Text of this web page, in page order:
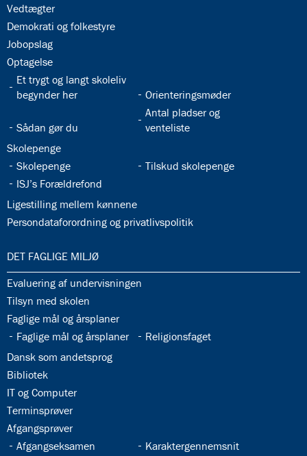
7.0:
Kontakt
8.0:
Presse
9.0:
Bilingual
Department
32.24:
Vedtægter
32.25:
Demokrati og folkestyre
32.26:
Jobopslag
32.27:
Optagelse
32.28:
Et trygt og langt skoleliv
begynder her
32.29:
Orienteringsmøder
32.30:
Sådan gør du
32.31:
Antal pladser og
venteliste
32.32:
Skolepenge
32.33:
Skolepenge 32.34:
Tilskud skolepenge
32.35:
ISJ’s Forældrefond
32.36:
Ligestilling mellem kønnene
32.37:
Persondataforordning og privatlivspolitik
33.0:
DET FAGLIGE MILJØ
33.1:
Evaluering af undervisningen
33.2:
Tilsyn med skolen
33.3:
Faglige mål og årsplaner
33.4:
Faglige mål og årsplaner 33.5:
Religionsfaget
33.6:
Dansk som andetsprog
33.7:
Bibliotek
33.8:
IT og Computer
33.9:
Terminsprøver
33.10:
Afgangsprøver
33.11:
Afgangseksamen 33.12:
Karaktergennemsnit